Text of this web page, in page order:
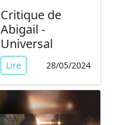
Critique de
Abigail -
Universal
Lire 28/05/2024